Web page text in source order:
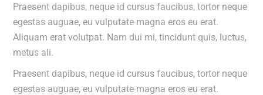
Praesent dapibus, neque id cursus faucibus, tortor neque
egestas auguae, eu vulputate magna eros eu erat.
Aliquam erat volutpat. Nam dui mi, tincidunt quis, luctus,
metus ali.
Praesent dapibus, neque id cursus faucibus, tortor neque
egestas auguae, eu vulputate magna eros eu erat.